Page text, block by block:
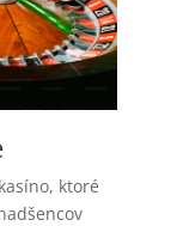
ktoré